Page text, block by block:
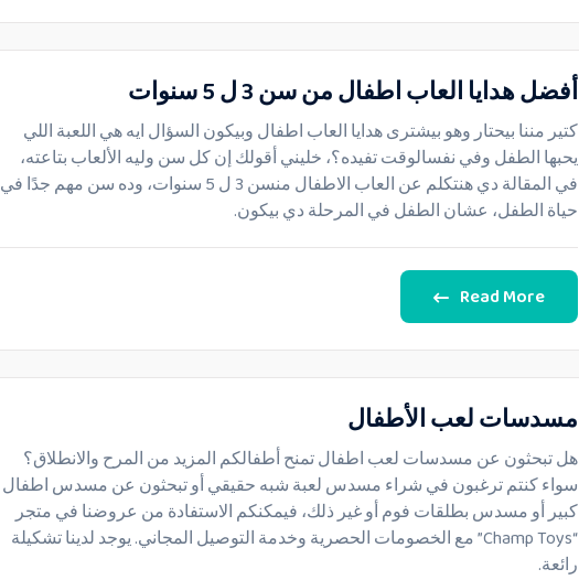
أفضل هدايا العاب اطفال من سن 3 ل 5 سنوات
كتير مننا بيحتار وهو بيشترى هدايا العاب اطفال وبيكون السؤال ايه هي اللعبة اللي
يحبها الطفل وفي نفسالوقت تفيده؟، خليني أقولك إن كل سن وليه الألعاب بتاعته،
في المقالة دي هنتكلم عن العاب الاطفال منسن 3 ل 5 سنوات، وده سن مهم جدًا في
حياة الطفل، عشان الطفل في المرحلة دي بيكون.
Read More
مسدسات لعب الأطفال
هل تبحثون عن مسدسات لعب اطفال تمنح أطفالكم المزيد من المرح والانطلاق؟
سواء كنتم ترغبون في شراء مسدس لعبة شبه حقيقي أو تبحثون عن مسدس اطفال
كبير أو مسدس بطلقات فوم أو غير ذلك، فيمكنكم الاستفادة من عروضنا في متجر
“Champ Toys” مع الخصومات الحصرية وخدمة التوصيل المجاني. يوجد لدينا تشكيلة
رائعة.